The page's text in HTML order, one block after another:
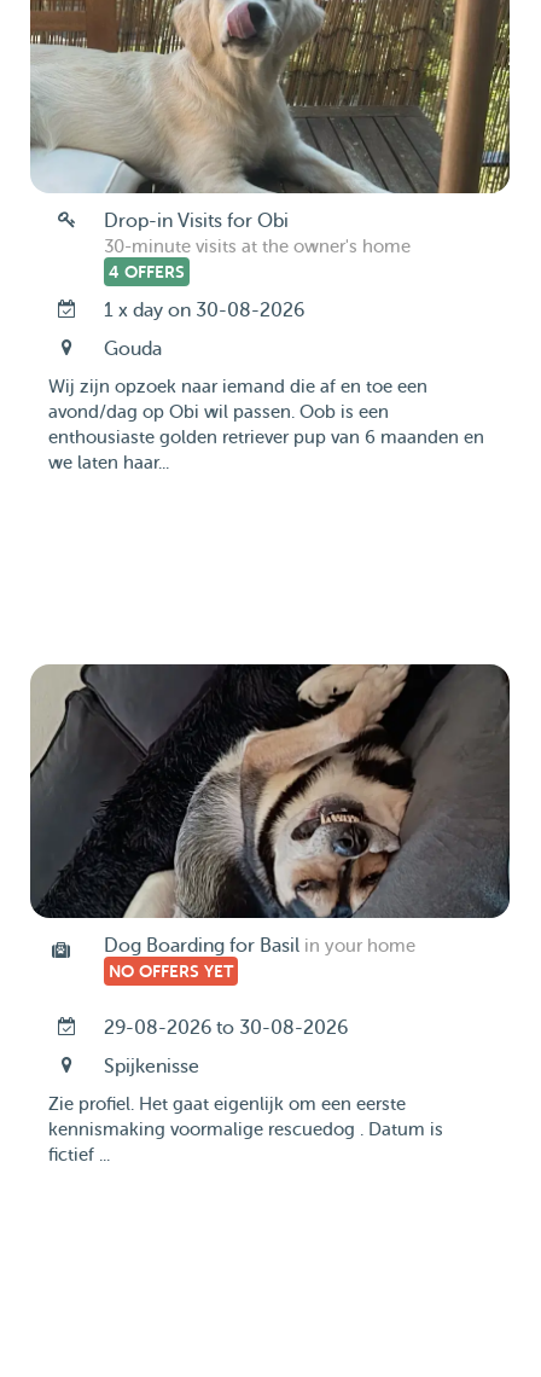
Drop-in Visits for Obi
30-minute visits at the owner's home
4 OFFERS
1 x day on 30-08-2026
Gouda
Wij zijn opzoek naar iemand die af en toe een
avond/dag op Obi wil passen. Oob is een
enthousiaste golden retriever pup van 6 maanden en
we laten haar...
Dog Boarding for Basil in your home
NO OFFERS YET
29-08-2026 to 30-08-2026
Spijkenisse
Zie profiel. Het gaat eigenlijk om een eerste
kennismaking voormalige rescuedog . Datum is
fictief ...